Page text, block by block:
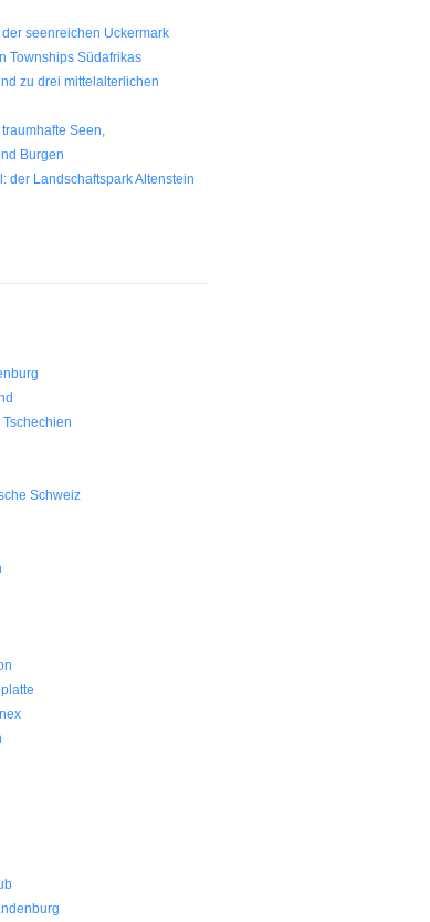
seenreichen Uckermark
Townships Südafrikas
zu drei mittelalterlichen
Seen,
Burgen
der Landschaftspark Altenstein
Schweiz